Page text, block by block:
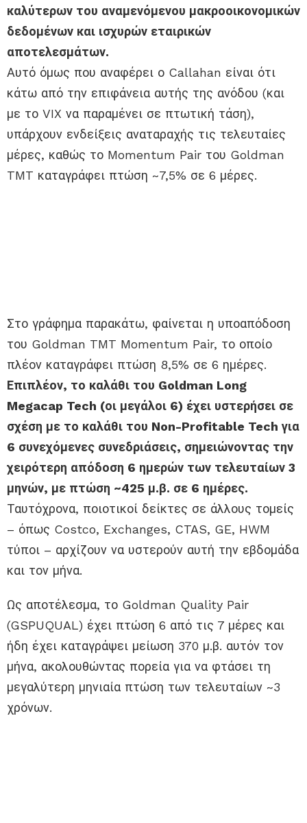
καλύτερων του αναμενόμενου μακροοικονομικών
δεδομένων και ισχυρών εταιρικών
αποτελεσμάτων.
Αυτό όμως που αναφέρει ο Callahan είναι ότι
κάτω από την επιφάνεια αυτής της ανόδου (και
με το VIX να παραμένει σε πτωτική τάση),
υπάρχουν ενδείξεις αναταραχής τις τελευταίες
μέρες, καθώς το Momentum Pair του Goldman
TMT καταγράφει πτώση ~7,5% σε 6 μέρες.
Στο γράφημα παρακάτω, φαίνεται η υποαπόδοση
του Goldman TMT Momentum Pair, το οποίο
πλέον καταγράφει πτώση 8,5% σε 6 ημέρες.
Επιπλέον, το καλάθι του Goldman Long
Megacap Tech (οι μεγάλοι 6) έχει υστερήσει σε
σχέση με το καλάθι του Non-Profitable Tech για
6 συνεχόμενες συνεδριάσεις, σημειώνοντας την
χειρότερη απόδοση 6 ημερών των τελευταίων 3
μηνών, με πτώση ~425 μ.β. σε 6 ημέρες.
Ταυτόχρονα, ποιοτικοί δείκτες σε άλλους τομείς
– όπως Costco, Exchanges, CTAS, GE, HWM
τύποι – αρχίζουν να υστερούν αυτή την εβδομάδα
και τον μήνα.
Ως αποτέλεσμα, το Goldman Quality Pair
(GSPUQUAL) έχει πτώση 6 από τις 7 μέρες και
ήδη έχει καταγράψει μείωση 370 μ.β. αυτόν τον
μήνα, ακολουθώντας πορεία για να φτάσει τη
μεγαλύτερη μηνιαία πτώση των τελευταίων ~3
χρόνων.